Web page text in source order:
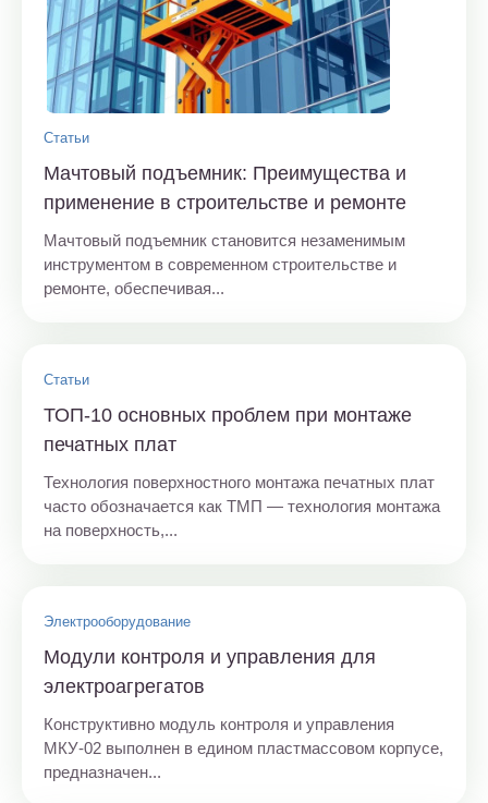
Статьи
Мачтовый подъемник: Преимущества и
применение в строительстве и ремонте
Мачтовый подъемник становится незаменимым
инструментом в современном строительстве и
ремонте, обеспечивая...
Статьи
ТОП-10 основных проблем при монтаже
печатных плат
Технология поверхностного монтажа печатных плат
часто обозначается как ТМП — технология монтажа
на поверхность,...
Электрооборудование
Модули контроля и управления для
электроагрегатов
Конструктивно модуль контроля и управления
МКУ-02 выполнен в едином пластмассовом корпусе,
предназначен...